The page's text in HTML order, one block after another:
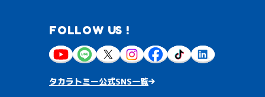
FOLLOW US !
タカラトミー公式SNS一覧